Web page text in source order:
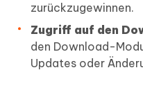
zurückzugewinnen.
Zugriff auf den
den Download-
Updates oder